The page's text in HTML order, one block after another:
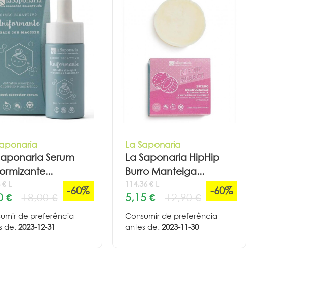
Serum
€ L
€ 18,00 €
-60%
de preferência
de: 2023-12-31
La Saponaria
La Saponaria HipHip
Burro Manteiga...
114,36 € L
5,15 € 12,90 €
-60%
Consumir de preferência
antes de: 2023-11-30